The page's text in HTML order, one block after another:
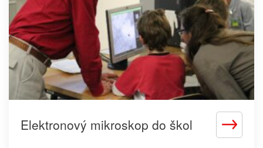
Elektronový mikroskop do škol
Zjistit
více